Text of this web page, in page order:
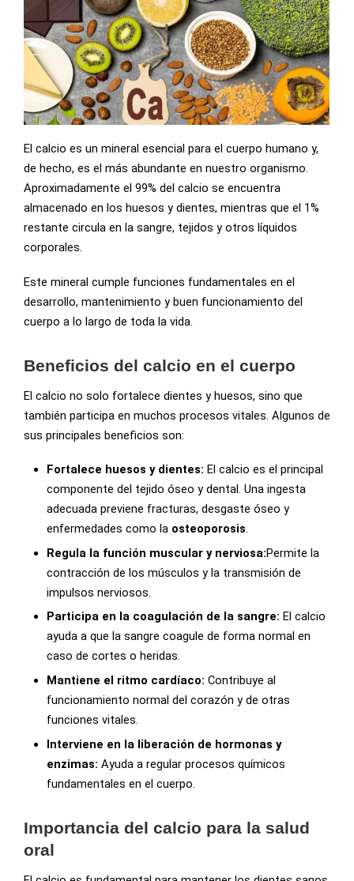
El calcio es un mineral esencial para el cuerpo humano y,
de hecho, es el más abundante en nuestro organismo.
Aproximadamente el 99% del calcio se encuentra
almacenado en los huesos y dientes, mientras que el 1%
restante circula en la sangre, tejidos y otros líquidos
corporales.
Este mineral cumple funciones fundamentales en el
desarrollo, mantenimiento y buen funcionamiento del
cuerpo a lo largo de toda la vida.
Beneficios del calcio en el cuerpo
El calcio no solo fortalece dientes y huesos, sino que
también participa en muchos procesos vitales. Algunos de
sus principales beneficios son:
Fortalece huesos y dientes: El calcio es el principal
componente del tejido óseo y dental. Una ingesta
adecuada previene fracturas, desgaste óseo y
enfermedades como la osteoporosis.
Regula la función muscular y nerviosa:Permite la
contracción de los músculos y la transmisión de
impulsos nerviosos.
Participa en la coagulación de la sangre: El calcio
ayuda a que la sangre coagule de forma normal en
caso de cortes o heridas.
Mantiene el ritmo cardíaco: Contribuye al
funcionamiento normal del corazón y de otras
funciones vitales.
Interviene en la liberación de hormonas y
enzimas: Ayuda a regular procesos químicos
fundamentales en el cuerpo.
Importancia del calcio para la salud
oral